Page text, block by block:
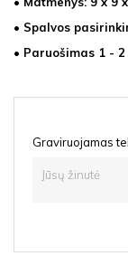
• Spalvos
• Paruošimas 1 -
Graviruojamas